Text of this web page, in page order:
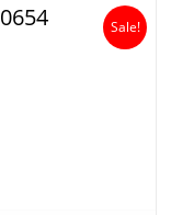
Sale!